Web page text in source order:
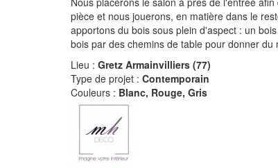
pièce et nous jouerons, en matière dans le
apportons du bois sous plein d'aspect : un
bois par des chemins de table pour donner
Lieu : Gretz Armainvilliers (77)
Type de projet : Contemporain
Couleurs : Blanc, Rouge, Gris